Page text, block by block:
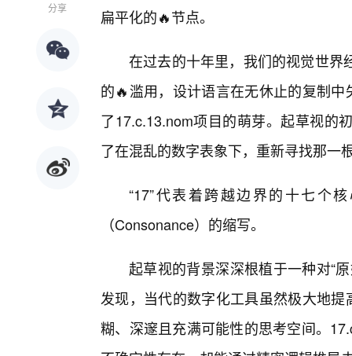
分享
扁平化的🔥节点。
在过去的十年里，我们的视觉世界
的🔥滥用，设计语言在无休止的复制
了17.c.13.nom项目的萌芽。起草视的
了在混乱的数字表象下，重新寻找那一
“17”代表着跨越边界的十七个
（Consonance）的缩写。
起草视的背景深深根植于一种对“
发现，当代的数字化工具虽然极大地
糊、深邃且充满可能性的思考空间。